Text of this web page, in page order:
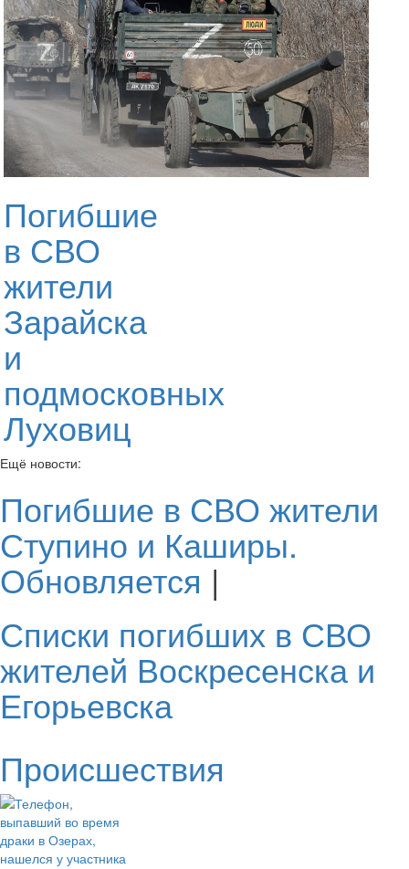
Погибшие
в СВО
жители
Зарайска
и
подмосковных
Луховиц
Ещё новости:
Погибшие в СВО жители
Ступино и Каширы.
Обновляется |
Списки погибших в СВО
жителей Воскресенска и
Егорьевска
Происшествия